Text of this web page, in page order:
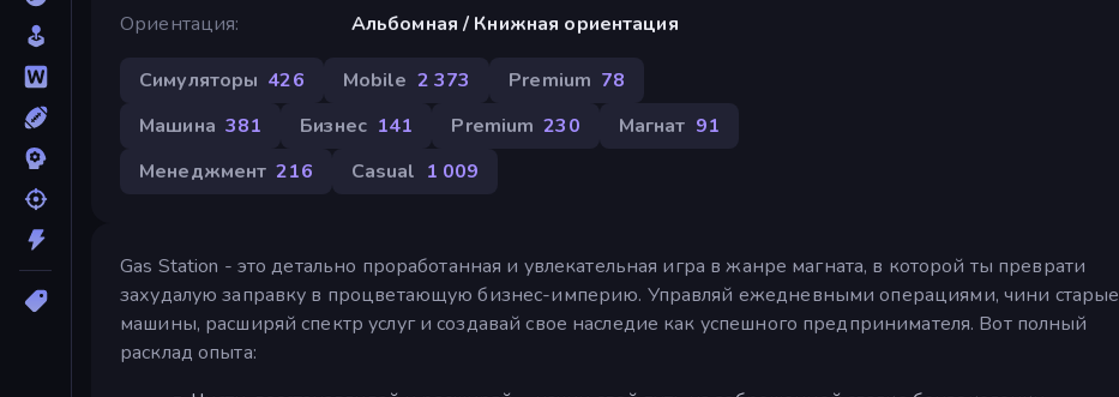
Ориентация
Альбомная / Книжная ориентация
Симуляторы 426 Mobile 2 373 Premium 78
Машина 381 Бизнес 141 Premium 230 Магнат 91
Менеджмент 216 Casual 1 009
Gas Station - это детально проработанная и увлекательная игра в жанре магната, в которой ты преврати
захудалую заправку в процветающую бизнес-империю. Управляй ежедневными операциями, чини старые
машины, расширяй спектр услуг и создавай свое наследие как успешного предпринимателя. Вот полный
расклад опыта: